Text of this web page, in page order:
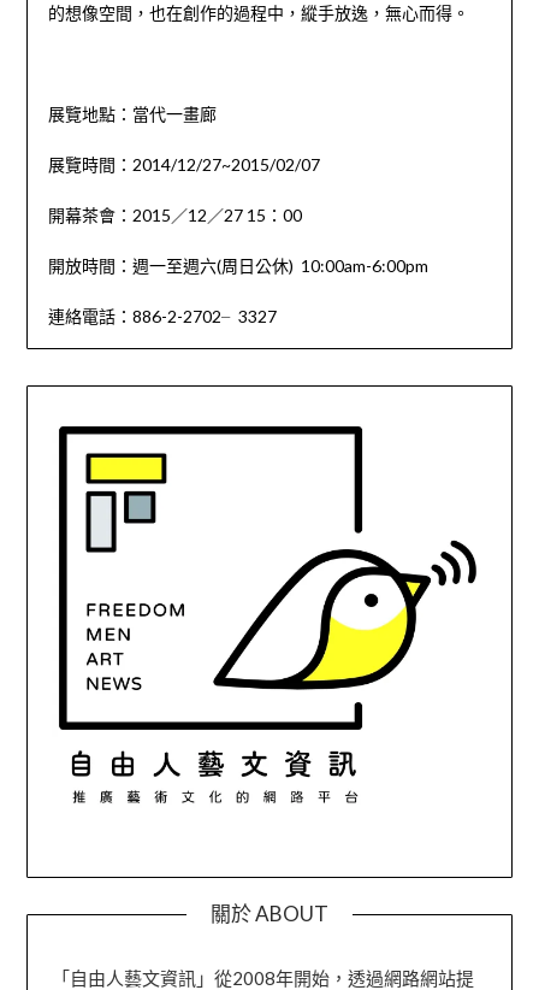
的想像空間，也在創作的過程中，縱手放逸，無心而得。
展覽地點：當代一畫廊
展覽時間：2014/12/27~2015/02/07
開幕茶會：2015／12／27 15：00
開放時間：週一至週六(周日公休) 10:00am-6:00pm
連絡電話：886-2-2702╴3327
關於 ABOUT
「自由人藝文資訊」從2008年開始，透過網路網站提